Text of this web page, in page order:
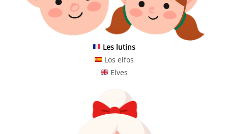
Les lutins
Los elfos
Elves